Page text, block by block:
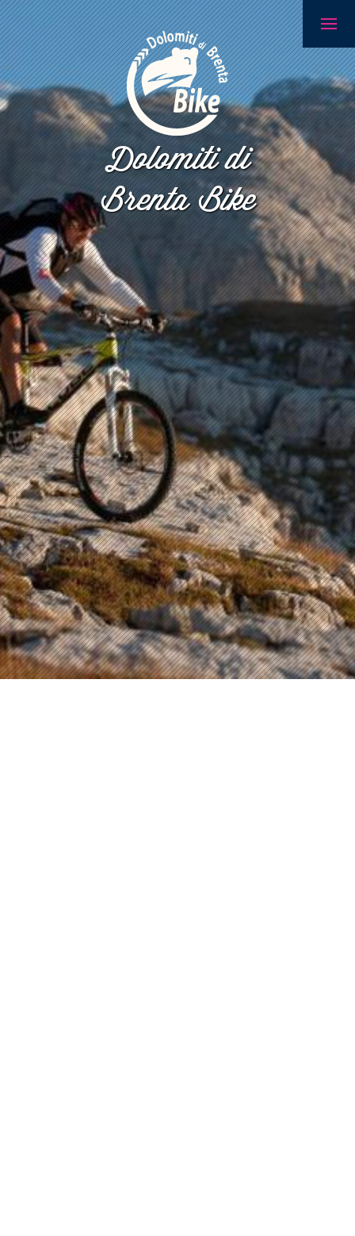
Dolomiti di
Brenta Bike